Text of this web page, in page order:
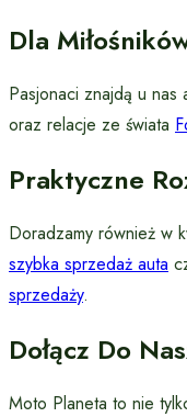
Dla
Pasjonaci znajdą u nas
oraz relacje ze świata
Praktyczne
Doradzamy również w
szybka sprzedaż auta
sprzedaży.
Dołącz Do
Moto Planeta to nie